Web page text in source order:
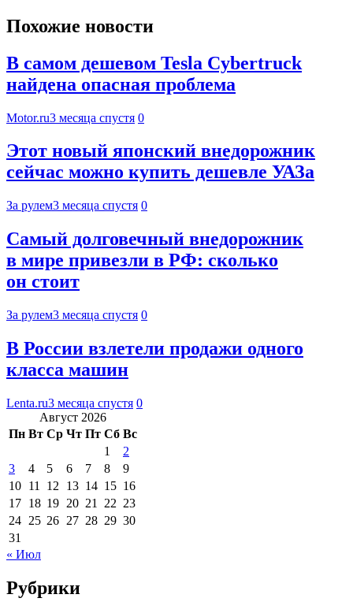
Похожие новости
В самом дешевом Tesla Cybertruck
найдена опасная проблема
Motor.ru3 месяца спустя 0
Этот новый японский внедорожник
сейчас можно купить дешевле УАЗа
За рулем3 месяца спустя 0
Самый долговечный внедорожник
в мире привезли в РФ: сколько
он стоит
За рулем3 месяца спустя 0
В России взлетели продажи одного
класса машин
Lenta.ru3 месяца спустя 0
Август 2026
Пн Вт Ср Чт Пт Сб Вс
1
2
3
4 5 6 7 8
9
10 11 12 13 14 15 16
17 18 19 20 21 22 23
24 25 26 27 28 29 30
31
« Июл
Рубрики